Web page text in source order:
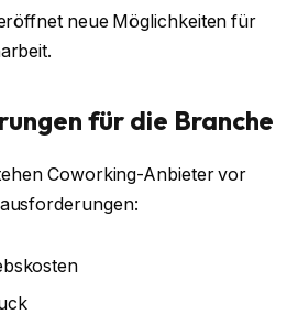
neue Möglichkeiten für
für die Branche
Coworking-Anbieter vor